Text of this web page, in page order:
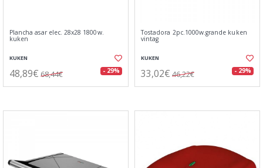
Plancha asar elec. 28x28 1800w.
kuken
KUKEN
48,89€ 68,44€ - 29%
Tostadora 2pc.1000w.grande kuken
vintag
KUKEN
33,02€ 46,22€ - 29%